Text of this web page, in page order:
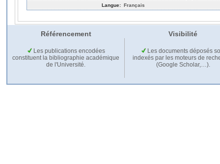
Langue: Français
Référencement Visibilité
Les publications encodées
constituent la bibliographie académique
de l'Université.
Les documents déposés
indexés par les moteurs de
(Google Scholar,…).